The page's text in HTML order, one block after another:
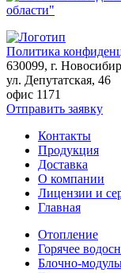
Политика
630099, г.
ул. Депутатская, 46
офис 1171
Отправить заявку
Контакты
Продукция
Доставка
О компании
Лицензии и
Главная
Отопление
Горячее
Блочно-